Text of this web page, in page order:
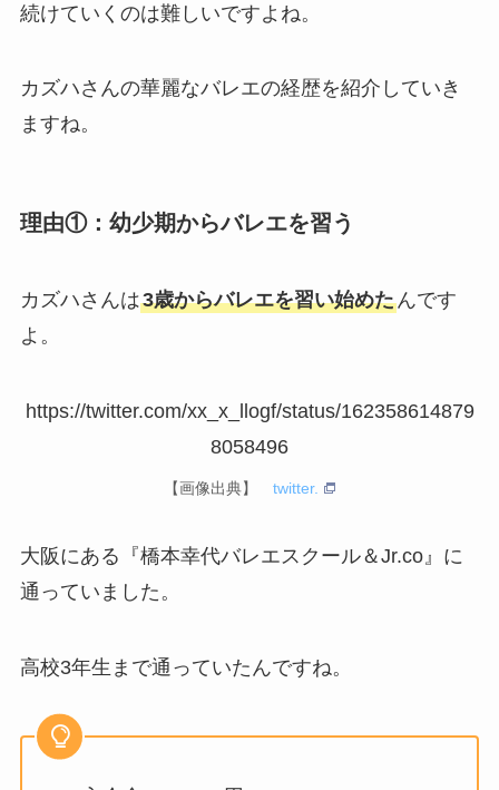
続けていくのは難しいですよね。
カズハさんの華麗なバレエの経歴を紹介していき
ますね。
理由①：幼少期からバレエを習う
カズハさんは3歳からバレエを習い始めたんです
よ。
https://twitter.com/xx_x_llogf/status/162358614879
8058496
【画像出典】 twitter.
大阪にある『橋本幸代バレエスクール＆Jr.co』に
通っていました。
高校3年生まで通っていたんですね。